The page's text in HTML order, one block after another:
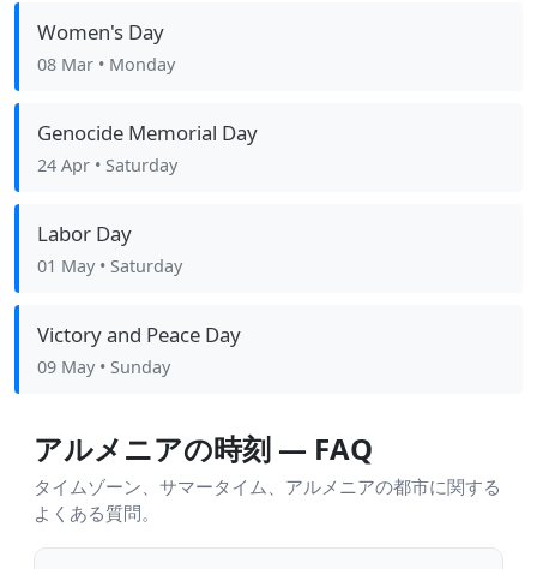
Women's Day
08 Mar • Monday
Genocide Memorial Day
24 Apr • Saturday
Labor Day
01 May • Saturday
Victory and Peace Day
09 May • Sunday
アルメニアの時刻 — FAQ
タイムゾーン、サマータイム、アルメニアの都市に関する
よくある質問。